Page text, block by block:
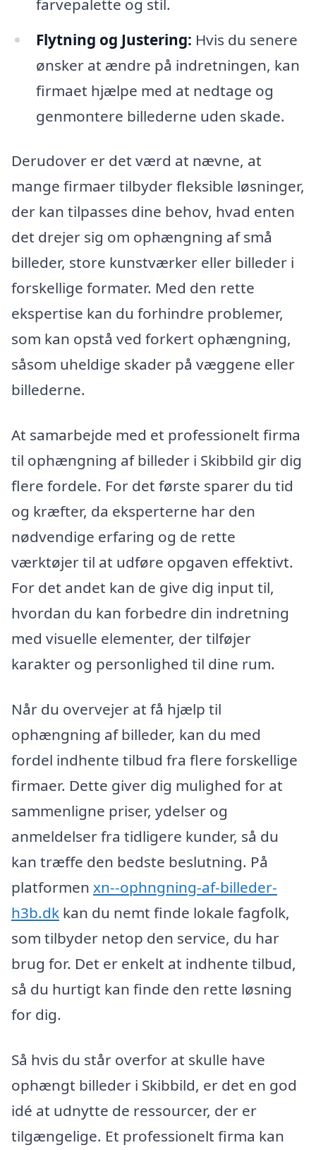
farvepalette og stil.
Flytning og Justering: Hvis du senere
ønsker at ændre på indretningen, kan
firmaet hjælpe med at nedtage og
genmontere billederne uden skade.
Derudover er det værd at nævne, at
mange firmaer tilbyder fleksible løsninger,
der kan tilpasses dine behov, hvad enten
det drejer sig om ophængning af små
billeder, store kunstværker eller billeder i
forskellige formater. Med den rette
ekspertise kan du forhindre problemer,
som kan opstå ved forkert ophængning,
såsom uheldige skader på væggene eller
billederne.
At samarbejde med et professionelt firma
til ophængning af billeder i Skibbild gir dig
flere fordele. For det første sparer du tid
og kræfter, da eksperterne har den
nødvendige erfaring og de rette
værktøjer til at udføre opgaven effektivt.
For det andet kan de give dig input til,
hvordan du kan forbedre din indretning
med visuelle elementer, der tilføjer
karakter og personlighed til dine rum.
Når du overvejer at få hjælp til
ophængning af billeder, kan du med
fordel indhente tilbud fra flere forskellige
firmaer. Dette giver dig mulighed for at
sammenligne priser, ydelser og
anmeldelser fra tidligere kunder, så du
kan træffe den bedste beslutning. På
platformen xn--ophngning-af-billeder-
h3b.dk kan du nemt finde lokale fagfolk,
som tilbyder netop den service, du har
brug for. Det er enkelt at indhente tilbud,
så du hurtigt kan finde den rette løsning
for dig.
Så hvis du står overfor at skulle have
ophængt billeder i Skibbild, er det en god
idé at udnytte de ressourcer, der er
tilgængelige. Et professionelt firma kan